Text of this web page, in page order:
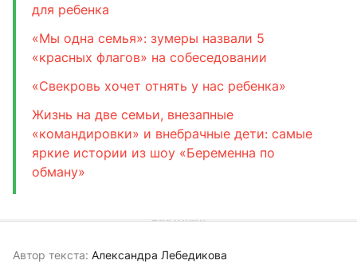
для ребенка
«Мы одна семья»: зумеры назвали 5
«красных флагов» на собеседовании
«Свекровь хочет отнять у нас ребенка»
Жизнь на две семьи, внезапные
«командировки» и внебрачные дети: самые
яркие истории из шоу «Беременна по
обману»
Автор текста: Александра Лебедикова